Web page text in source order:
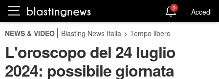
2 Accedi
NEWS & VIDEO Blasting News Italia > Tempo libero
L'oroscopo del 24 luglio
2024: possibile giornata